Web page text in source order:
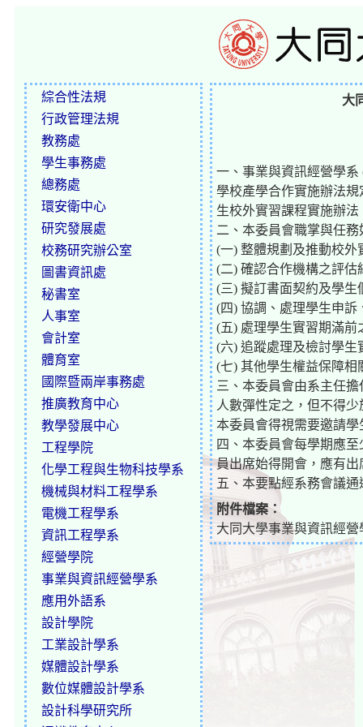
綜合性法規
行政管理法規
教務處
學生事務處
總務處
環安衛中心
研究發展處
校務研究辦公室
圖書資訊處
秘書室
人事室
會計室
體育室
國際暨兩岸事務處
推廣教育中心
教學發展中心
工程學院
化學工程與生物科技學系
機械與材料工程學系
電機工程學系
資訊工程學系
經營學院
事業與資訊經營學系
應用外語系
設計學院
工業設計學系
媒體設計學系
數位媒體設計學系
設計科學研究所
大
一、事業與資訊經營學
學校產學合作實施辦法
生校外實習課程實施辦
二、本委員會職掌與任務
(一) 整體規劃及推動校外
(二) 確認合作機構之評估
(三) 擬訂書面契約及學生
(四) 協調、處理學生申訴
(五) 處理學生實習期滿前
(六) 追蹤處理及檢討學生
(七) 其他學生權益保障相
三、本委員會由系主任
人數彈性定之，但不得少
本委員會得視需要邀請
四、本委員會每學期應
員出席始得開會，應有
五、本要點經系務會議
附件檔案：
大同大學事業與資訊經